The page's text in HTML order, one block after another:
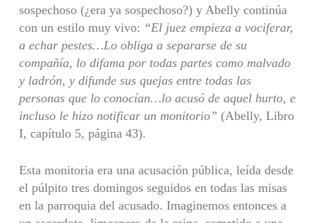
sospechoso (¿era ya sospechoso?) y Abelly continúa
con un estilo muy vivo: “El juez empieza a vociferar,
a echar pestes…Lo obliga a separarse de su
compañía, lo difama por todas partes como malvado
y ladrón, y difunde sus quejas entre todas las
personas que lo conocían…lo acusó de aquel hurto, e
incluso le hizo notificar un monitorio” (Abelly, Libro
I, capítulo 5, página 43).
Esta monitoria era una acusación pública, leída desde
el púlpito tres domingos seguidos en todas las misas
en la parroquia del acusado. Imaginemos entonces a